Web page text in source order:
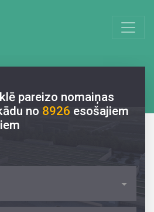
pareizo nomaiņas
no 8926 esošajiem